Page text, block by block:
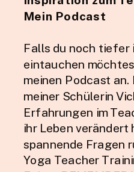
Mein Podcast
Falls du noch tiefer
eintauchen
meinen Podcast
meiner Schülerin
Erfahrungen im
ihr Leben
spannende Fragen
Yoga Teacher